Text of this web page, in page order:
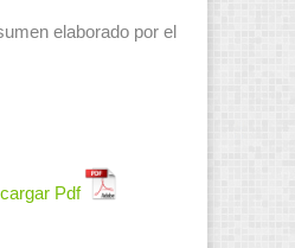
elaborado por el
Pdf